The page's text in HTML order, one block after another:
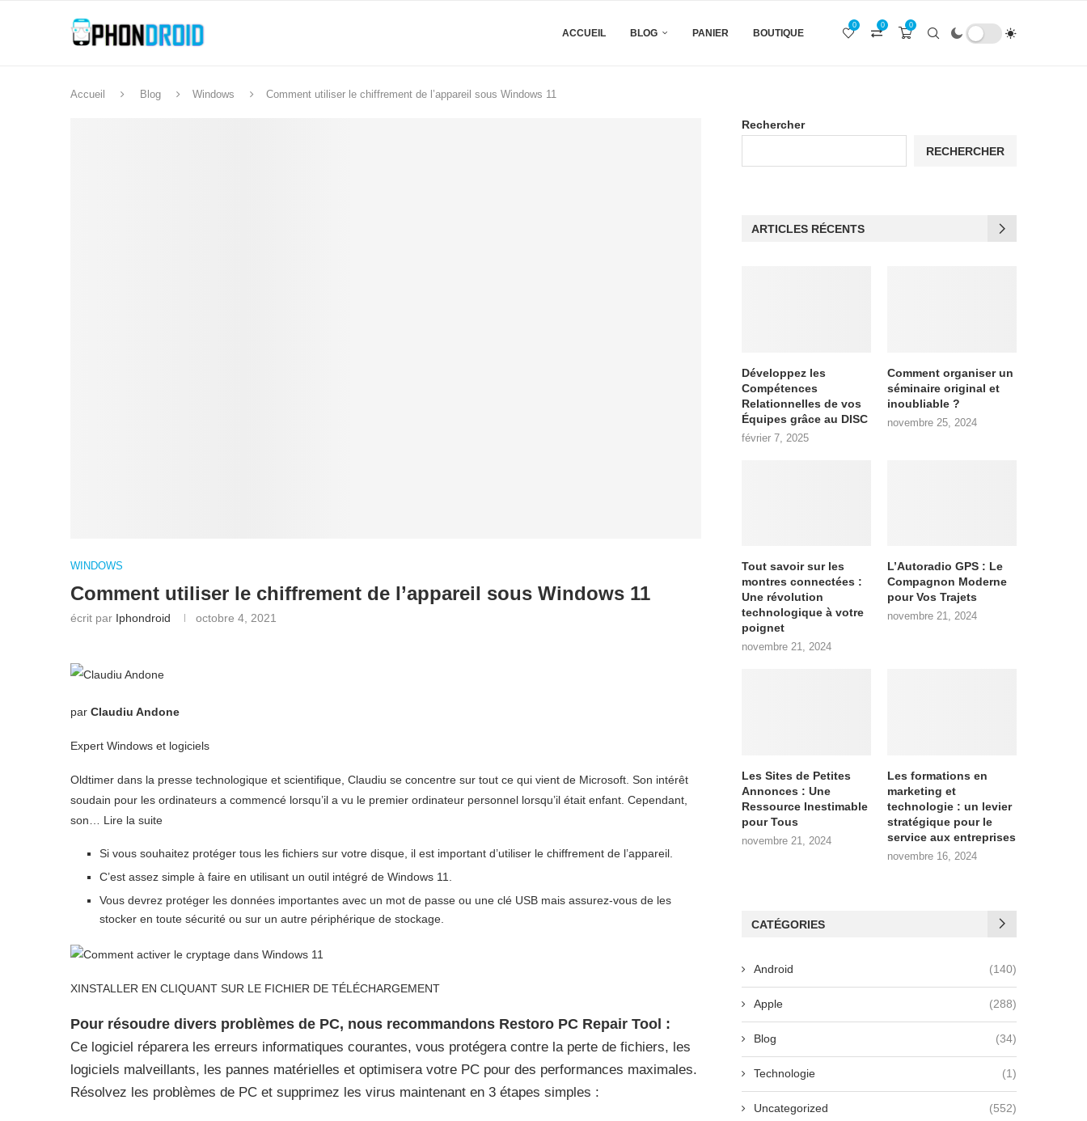
ACCUEIL BLOG PANIER BOUTIQUE
0
0
0
Accueil Blog Windows Comment utiliser le chiffrement de l’appareil sous Windows 11
WINDOWS
Comment utiliser le chiffrement de l’appareil sous Windows 11
écrit par Iphondroid octobre 4, 2021
par Claudiu Andone
Expert Windows et logiciels
Oldtimer dans la presse technologique et scientifique, Claudiu se concentre sur tout ce qui vient de Microsoft. Son intérêt
soudain pour les ordinateurs a commencé lorsqu’il a vu le premier ordinateur personnel lorsqu’il était enfant. Cependant,
son… Lire la suite
Si vous souhaitez protéger tous les fichiers sur votre disque, il est important d’utiliser le chiffrement de l’appareil.
C’est assez simple à faire en utilisant un outil intégré de Windows 11.
Vous devrez protéger les données importantes avec un mot de passe ou une clé USB mais assurez-vous de les
stocker en toute sécurité ou sur un autre périphérique de stockage.
XINSTALLER EN CLIQUANT SUR LE FICHIER DE TÉLÉCHARGEMENT
Pour résoudre divers problèmes de PC, nous recommandons Restoro PC Repair Tool :
Ce logiciel réparera les erreurs informatiques courantes, vous protégera contre la perte de fichiers, les
logiciels malveillants, les pannes matérielles et optimisera votre PC pour des performances maximales.
Résolvez les problèmes de PC et supprimez les virus maintenant en 3 étapes simples :
Rechercher
RECHERCHER
ARTICLES RÉCENTS
Développez les
Compétences
Relationnelles de vos
Équipes grâce au DISC
février 7, 2025
Comment organiser un
séminaire original et
inoubliable ?
novembre 25, 2024
Tout savoir sur les
montres connectées :
Une révolution
technologique à votre
poignet
novembre 21, 2024
L’Autoradio GPS : Le
Compagnon Moderne
pour Vos Trajets
novembre 21, 2024
Les Sites de Petites
Annonces : Une
Ressource Inestimable
pour Tous
novembre 21, 2024
Les formations en
marketing et
technologie : un levier
stratégique pour le
service aux entreprises
novembre 16, 2024
CATÉGORIES
Android (140)
Apple (288)
Blog (34)
Technologie (1)
Uncategorized (552)